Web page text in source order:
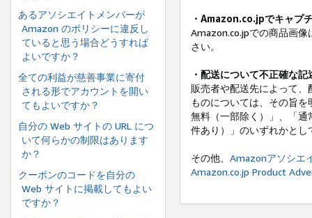
あるアソシエイトメンバーが
Amazon のポリシーに違反し
ていると思う場合どうすれば
よいですか？
全ての利益が慈善事業に寄付
される形でアカウントを開い
てもよいですか？
自分の Web サイトの URL につ
いて何らかの制限はあります
か？
クーポンのコードを自分の
Web サイトに掲載してもよい
ですか？
・Amazon.co.jpでキャプ
Amazon.co.jpでの商品画
さい。
・配送について不正確な記
販売者や配送先によって
ものについては、その旨
無料（一部除く）」、「
件あり）」のいずれかとし
その他、 Amazonアソシエ
Amazon.co.jp Product